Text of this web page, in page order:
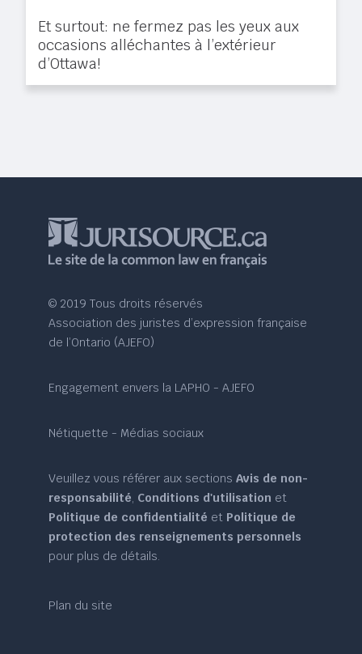
Et surtout: ne fermez pas les yeux aux
occasions alléchantes à l’extérieur
d’Ottawa!
© 2019 Tous droits réservés
Association des juristes d’expression française
de l’Ontario (AJEFO)
Engagement envers la LAPHO - AJEFO
Nétiquette - Médias sociaux
Veuillez vous référer aux sectionsAvis de non-
responsabilité, Conditions d'utilisation et
Politique de confidentialité et Politique de
protection des renseignements personnels
pour plus de détails.
Plan du site